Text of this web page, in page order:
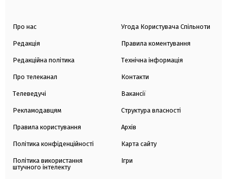
Про нас
Редакція
Редакційна політика
Про телеканал
Телеведучі
Рекламодавцям
Правила користування
Політика конфіденційності
Політика використання
штучного інтелекту
Угода Користувача Спільноти
Правила коментування
Технічна інформація
Контакти
Вакансії
Структура власності
Архів
Карта сайту
Ігри